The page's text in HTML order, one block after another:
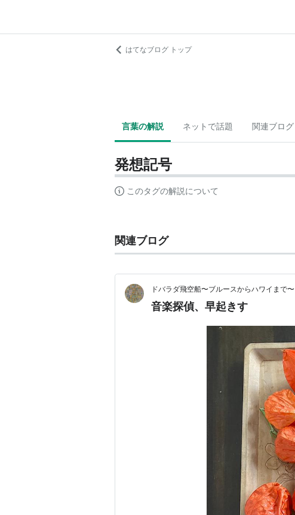
はてなブログ トップ
言葉の解説 ネットで話題 関連ブログ
発想記号
このタグの解説について
関連ブログ
ドバラダ飛空船〜ブルースからハワイまで〜
音楽探偵、早起きす